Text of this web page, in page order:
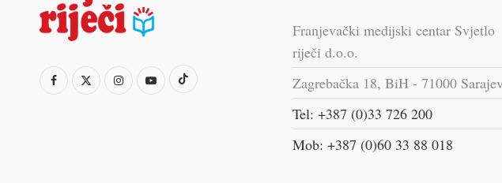
Franjevački medijski centar Svjetlo
riječi d.o.o.
Zagrebačka 18, BiH - 71000
Tel: +387 (0)33 726 200
Mob: +387 (0)60 33 88 018